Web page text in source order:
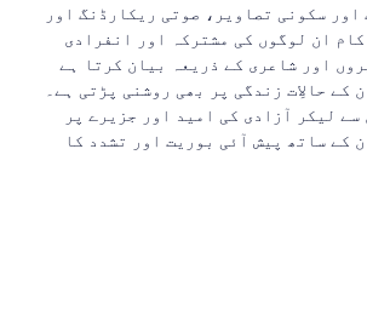
اور سکونی تصاویر، صوتی ریکارڈنگ اور
ان لوگوں کی مشترکہ اور انفرادی
اور شاعری کے ذریعہ بیان کرتا ہے
کے حالاِت زندگی پر بھی روشنی پڑتی ہے۔
سے لیکر آزادی کی امید اور جزیرے پر
کے ساتھ پیش آئی بوریت اور تشدد کا